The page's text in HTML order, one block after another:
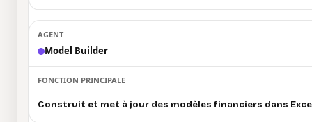
Model Builder
Construit et met à jour des modèles financiers dans